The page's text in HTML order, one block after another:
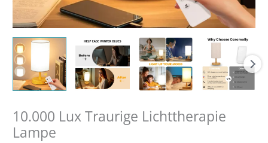
10.000 Lux Traurige Lichttherapie
Lampe